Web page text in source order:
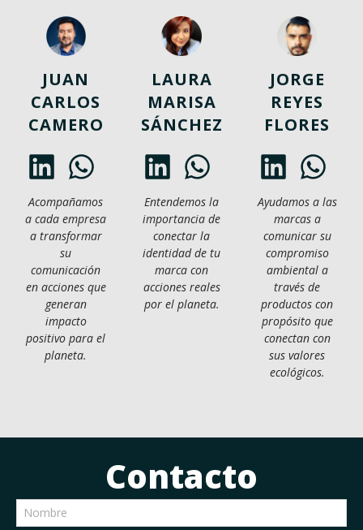
JUAN
CARLOS
CAMERO
Acompañamos
a cada empresa
a transformar
su
comunicación
en acciones que
generan
impacto
positivo para el
planeta.
LAURA
MARISA
SÁNCHEZ
Entendemos la
importancia de
conectar la
identidad de tu
marca con
acciones reales
por el planeta.
JORGE
REYES
FLORES
Ayudamos a las
marcas a
comunicar su
compromiso
ambiental a
través de
productos con
propósito que
conectan con
sus valores
ecológicos.
Contacto